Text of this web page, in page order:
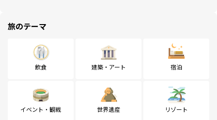
旅のテーマ
飲食 建築・アート 宿泊
イベント・観戦 世界遺産 リゾート